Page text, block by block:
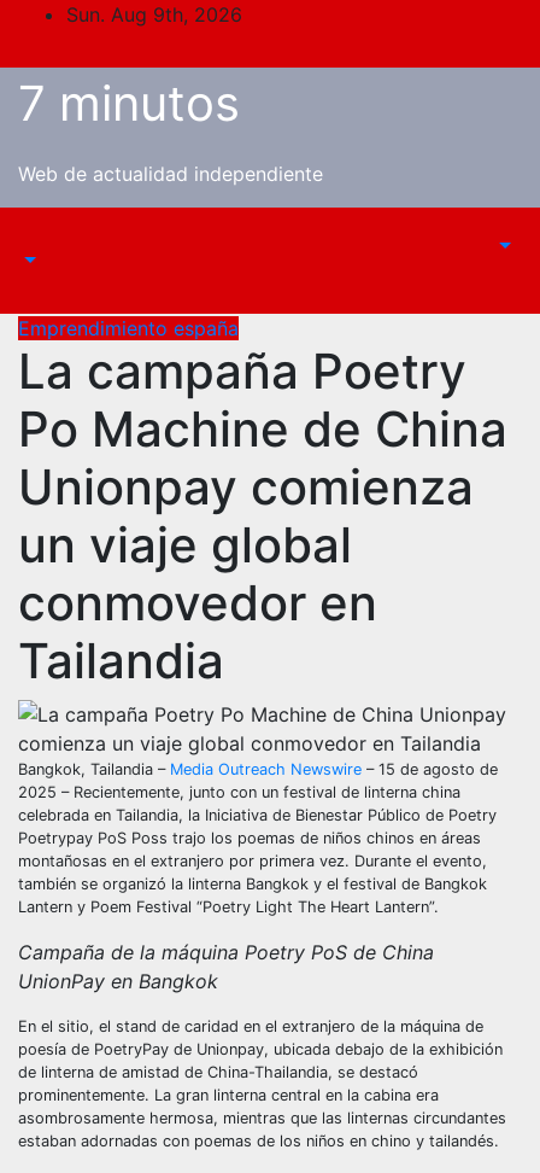
content
Sun. Aug 9th, 2026
7 minutos
Web de actualidad independiente
Emprendimiento españa
La campaña Poetry
Po Machine de China
Unionpay comienza
un viaje global
conmovedor en
Tailandia
Bangkok, Tailandia – Media Outreach Newswire – 15 de agosto de
2025 – Recientemente, junto con un festival de linterna china
celebrada en Tailandia, la Iniciativa de Bienestar Público de Poetry
Poetrypay PoS Poss trajo los poemas de niños chinos en áreas
montañosas en el extranjero por primera vez. Durante el evento,
también se organizó la linterna Bangkok y el festival de Bangkok
Lantern y Poem Festival “Poetry Light The Heart Lantern”.
Campaña de la máquina Poetry PoS de China
UnionPay en Bangkok
En el sitio, el stand de caridad en el extranjero de la máquina de
poesía de PoetryPay de Unionpay, ubicada debajo de la exhibición
de linterna de amistad de China-Thailandia, se destacó
prominentemente. La gran linterna central en la cabina era
asombrosamente hermosa, mientras que las linternas circundantes
estaban adornadas con poemas de los niños en chino y tailandés.